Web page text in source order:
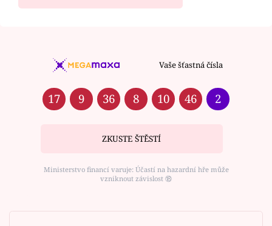
Vaše šťastná čísla
17 9 36 8 10 46 2
ZKUSTE ŠTĚSTÍ
Ministerstvo financí varuje: Účastí na hazardní hře může
vzniknout závislost ⑱